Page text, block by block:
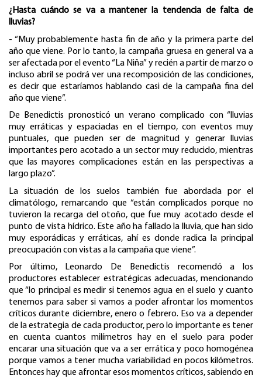
¿Hasta cuándo se va a mantener la tendencia de falta de
lluvias?
- “Muy probablemente hasta fin de año y la primera parte del
año que viene. Por lo tanto, la campaña gruesa en general va a
ser afectada por el evento “La Niña” y recién a partir de marzo o
incluso abril se podrá ver una recomposición de las condiciones,
es decir que estaríamos hablando casi de la campaña fina del
año que viene”.
De Benedictis pronosticó un verano complicado con “lluvias
muy erráticas y espaciadas en el tiempo, con eventos muy
puntuales, que pueden ser de magnitud y generar lluvias
importantes pero acotado a un sector muy reducido, mientras
que las mayores complicaciones están en las perspectivas a
largo plazo”.
La situación de los suelos también fue abordada por el
climatólogo, remarcando que “están complicados porque no
tuvieron la recarga del otoño, que fue muy acotado desde el
punto de vista hídrico. Este año ha fallado la lluvia, que han sido
muy esporádicas y erráticas, ahí es donde radica la principal
preocupación con vistas a la campaña que viene”.
Por último, Leonardo De Benedictis recomendó a los
productores establecer estratégicas adecuadas, mencionando
que “lo principal es medir si tenemos agua en el suelo y cuanto
tenemos para saber si vamos a poder afrontar los momentos
críticos durante diciembre, enero o febrero. Eso va a depender
de la estrategia de cada productor, pero lo importante es tener
en cuenta cuantos milímetros hay en el suelo para poder
encarar una situación que va a ser errática y poco homogénea
porque vamos a tener mucha variabilidad en pocos kilómetros.
Entonces hay que afrontar esos momentos críticos, sabiendo en